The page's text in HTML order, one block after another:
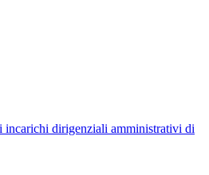
incarichi dirigenziali amministrativi di